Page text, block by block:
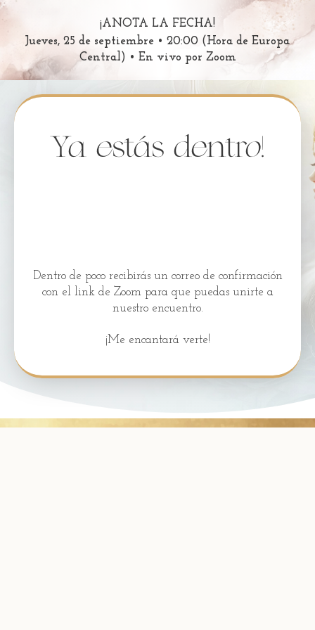
¡ANOTA LA FECHA!
Jueves, 25 de septiembre • 20:00 (Hora de Europa
Central) • En vivo por Zoom
Ya estás dentro!
Dentro de poco recibirás un correo de confirmación
con el link de Zoom para que puedas unirte a
nuestro encuentro.
¡Me encantará verte!